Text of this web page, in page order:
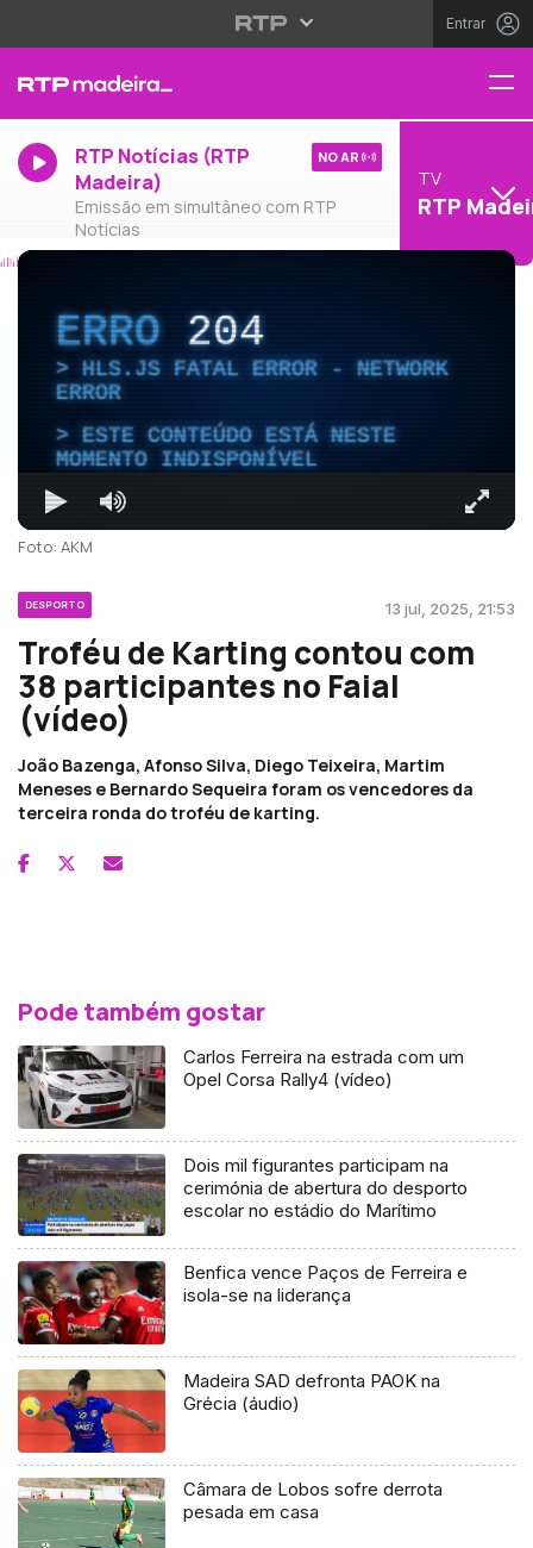
Entrar
RTP Notícias (RTP
Madeira)
Emissão em simultâneo com RTP
Notícias
NO AR
TV
RTP
ERRO204
HLS.JS FATAL ERROR - NETWORK
ERROR
ESTE CONTEÚDO ESTÁ NESTE
MOMENTO INDISPONÍVEL
Foto: AKM
DESPORTO 13 jul, 2025, 21:53
Troféu de Karting contou com
38 participantes no Faial
(vídeo)
João Bazenga, Afonso Silva, Diego Teixeira, Martim
Meneses e Bernardo Sequeira foram os vencedores da
terceira ronda do troféu de karting.
Pode também gostar
Carlos Ferreira na estrada com um
Opel Corsa Rally4 (vídeo)
Dois mil figurantes participam na
cerimónia de abertura do desporto
escolar no estádio do Marítimo
Benfica vence Paços de Ferreira e
isola-se na liderança
Madeira SAD defronta PAOK na
Grécia (áudio)
Câmara de Lobos sofre derrota
pesada em casa